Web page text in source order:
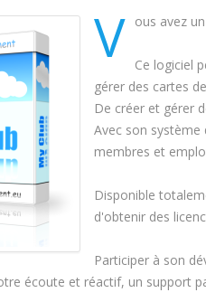
V ous avez
Ce logiciel
gérer des cartes
De créer et gérer
Avec son système
membres et
Disponible
d'obtenir des
Participer à son
écoute et réactif, un support